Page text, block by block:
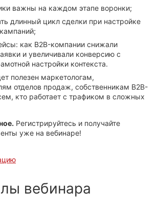
важны на каждом этапе воронки;
длинный цикл сделки при настройке
как B2B-компании снижали
и увеличивали конверсию с
настройки контекста.
полезен маркетологам,
отделов продаж, собственникам B2B-
кто работает с трафиком в сложных
Регистрируйтесь и получайте
уже на вебинаре!
вебинара